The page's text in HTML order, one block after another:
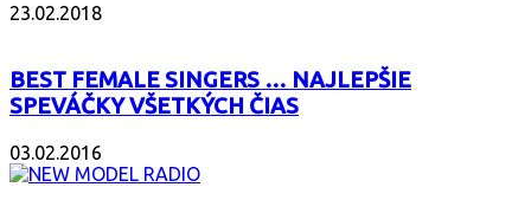
23.02.2018
BEST FEMALE SINGERS … NAJLEPŠIE
SPEVÁČKY VŠETKÝCH ČIAS
03.02.2016